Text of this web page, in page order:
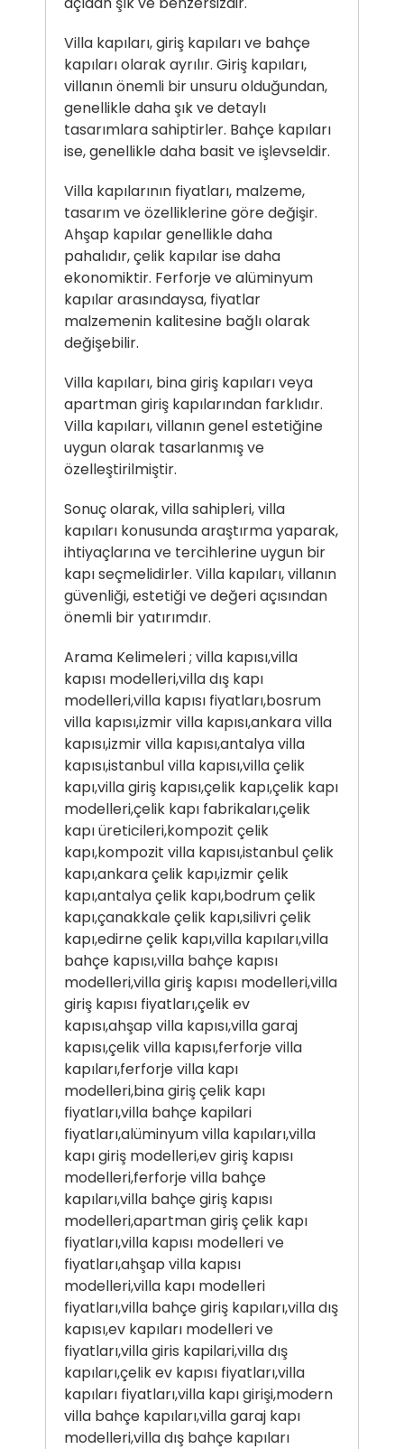
Villa kapıları, giriş kapıları ve bahçe
kapıları olarak ayrılır. Giriş kapıları,
villanın önemli bir unsuru olduğundan,
genellikle daha şık ve detaylı
tasarımlara sahiptirler. Bahçe kapıları
ise, genellikle daha basit ve işlevseldir.
Villa kapılarının fiyatları, malzeme,
tasarım ve özelliklerine göre değişir.
Ahşap kapılar genellikle daha
pahalıdır, çelik kapılar ise daha
ekonomiktir. Ferforje ve alüminyum
kapılar arasındaysa, fiyatlar
malzemenin kalitesine bağlı olarak
değişebilir.
Villa kapıları, bina giriş kapıları veya
apartman giriş kapılarından farklıdır.
Villa kapıları, villanın genel estetiğine
uygun olarak tasarlanmış ve
özelleştirilmiştir.
Sonuç olarak, villa sahipleri, villa
kapıları konusunda araştırma yaparak,
ihtiyaçlarına ve tercihlerine uygun bir
kapı seçmelidirler. Villa kapıları, villanın
güvenliği, estetiği ve değeri açısından
önemli bir yatırımdır.
Arama Kelimeleri ; villa kapısı,villa
kapısı modelleri,villa dış kapı
modelleri,villa kapısı fiyatları,bosrum
villa kapısı,izmir villa kapısı,ankara villa
kapısı,izmir villa kapısı,antalya villa
kapısı,istanbul villa kapısı,villa çelik
kapı,villa giriş kapısı,çelik kapı,çelik kapı
modelleri,çelik kapı fabrikaları,çelik
kapı üreticileri,kompozit çelik
kapı,kompozit villa kapısı,istanbul çelik
kapı,ankara çelik kapı,izmir çelik
kapı,antalya çelik kapı,bodrum çelik
kapı,çanakkale çelik kapı,silivri çelik
kapı,edirne çelik kapı,villa kapıları,villa
bahçe kapısı,villa bahçe kapısı
modelleri,villa giriş kapısı modelleri,villa
giriş kapısı fiyatları,çelik ev
kapısı,ahşap villa kapısı,villa garaj
kapısı,çelik villa kapısı,ferforje villa
kapıları,ferforje villa kapı
modelleri,bina giriş çelik kapı
fiyatları,villa bahçe kapilari
fiyatları,alüminyum villa kapıları,villa
kapı giriş modelleri,ev giriş kapısı
modelleri,ferforje villa bahçe
kapıları,villa bahçe giriş kapısı
modelleri,apartman giriş çelik kapı
fiyatları,villa kapısı modelleri ve
fiyatları,ahşap villa kapısı
modelleri,villa kapı modelleri
fiyatları,villa bahçe giriş kapıları,villa dış
kapısı,ev kapıları modelleri ve
fiyatları,villa giris kapilari,villa dış
kapıları,çelik ev kapısı fiyatları,villa
kapıları fiyatları,villa kapı girişi,modern
villa bahçe kapıları,villa garaj kapı
modelleri,villa dış bahçe kapıları